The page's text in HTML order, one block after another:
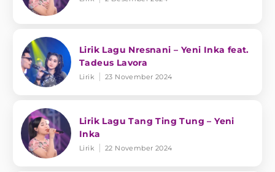
Lirik Lagu Nresnani – Yeni Inka feat.
Tadeus Lavora
Lirik 23 November 2024
Lirik Lagu Tang Ting Tung – Yeni
Inka
Lirik 22 November 2024